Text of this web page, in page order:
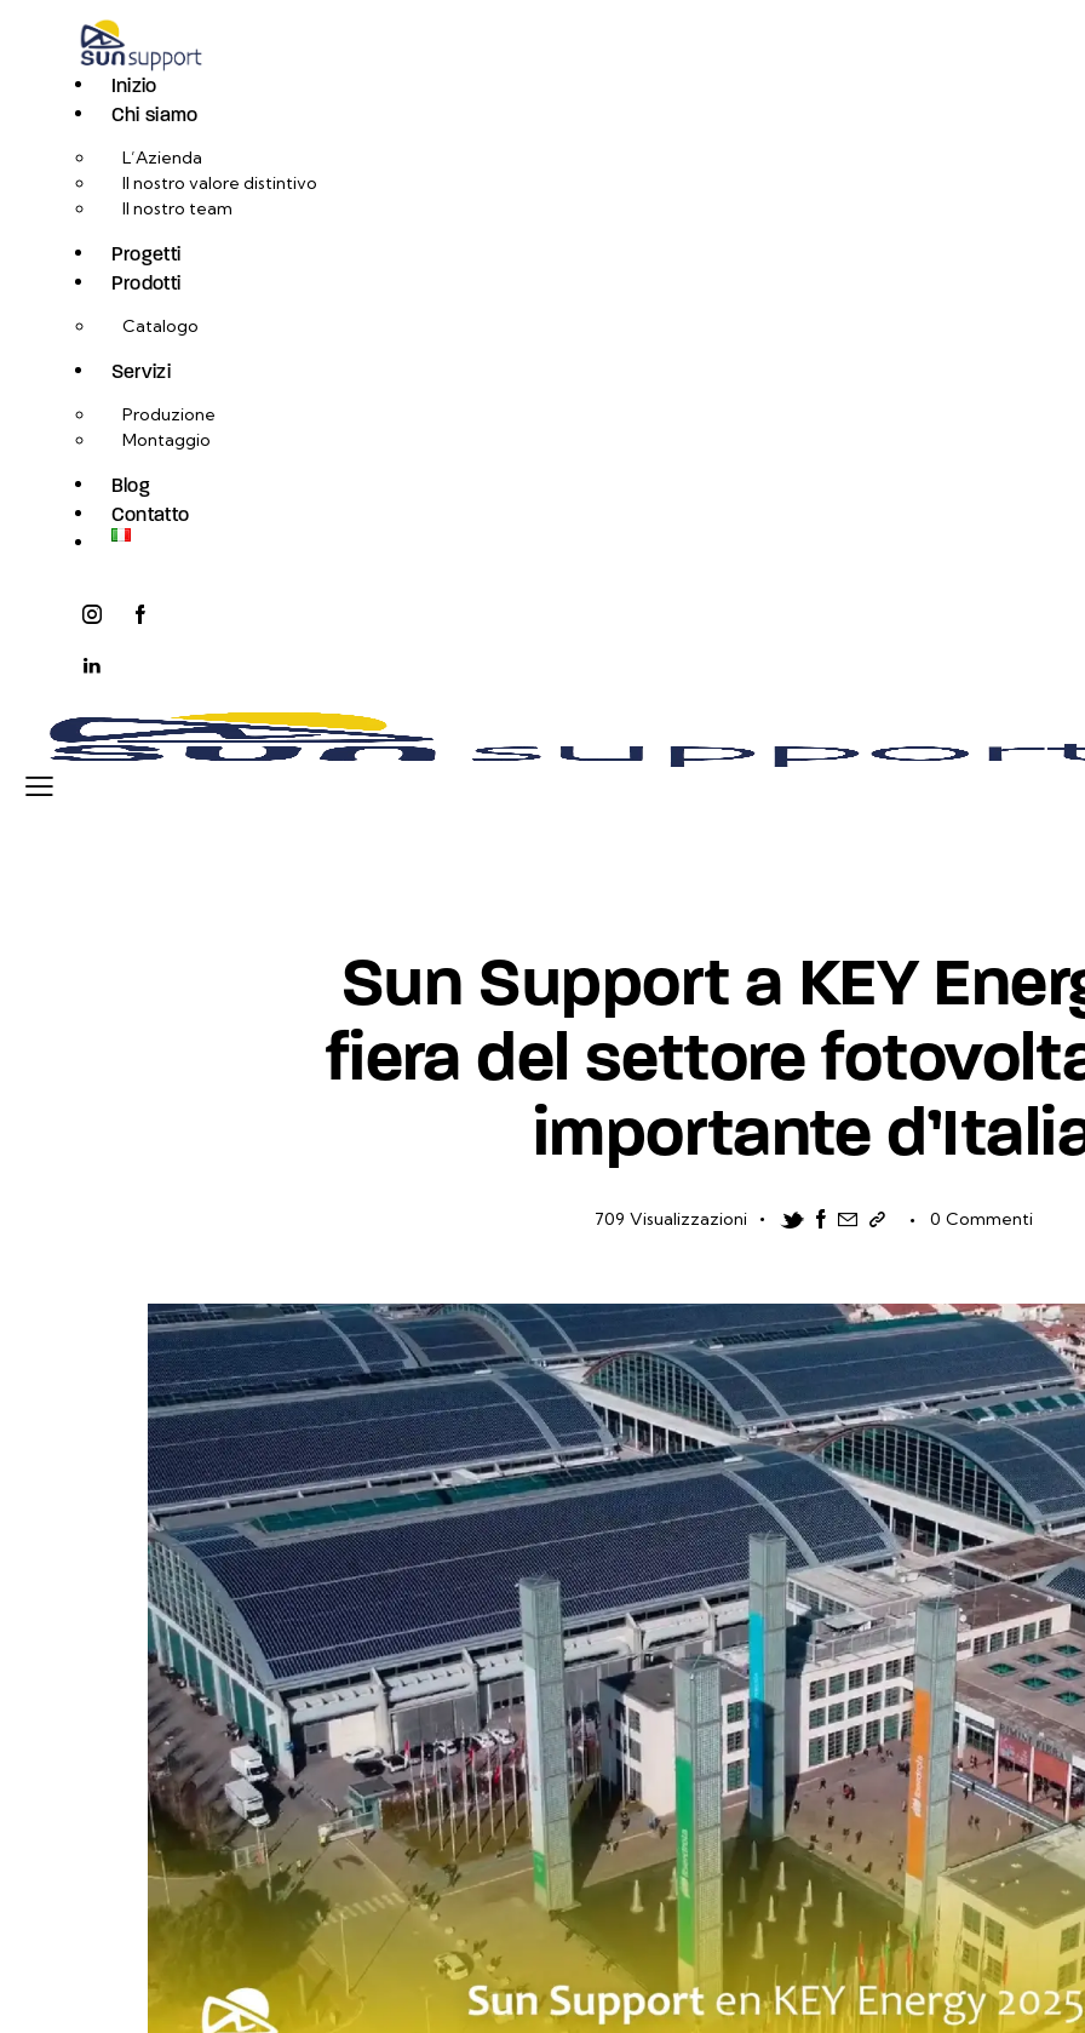
Inizio
Chi siamo
L’Azienda
Il nostro valore distintivo
Il nostro team
Progetti
Prodotti
Catalogo
Servizi
Produzione
Montaggio
Blog
Contatto
instagramfacebook-
linkedin
Sun Support a KEY
fiera del settore
importante
709 Visualizzazioni Twitter-new
Facebook
Share-email
Copia link
0 Commenti